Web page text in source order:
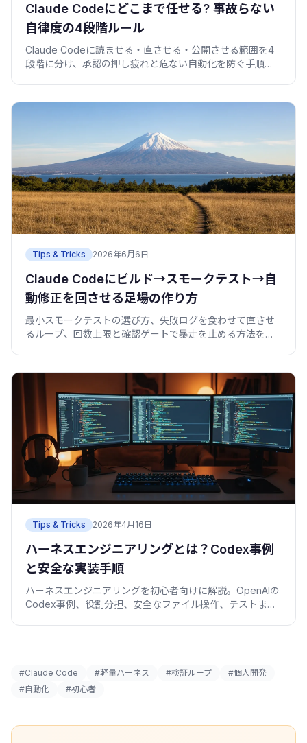
Claude Codeにどこまで任せる? 事故らない
自律度の4段階ルール
Claude Codeに読ませる・直させる・公開させる範囲を4
段階に分け、承認の押し疲れと危ない自動化を防ぐ手順
Tips & Tricks 2026年6月6日
Claude Codeにビルド→スモークテスト→自
動修正を回させる足場の作り方
最小スモークテストの選び方、失敗ログを食わせて直させ
るループ、回数上限と確認ゲートで暴走を止める方法を、
Tips & Tricks 2026年4月16日
ハーネスエンジニアリングとは？Codex事例
と安全な実装手順
ハーネスエンジニアリングを初心者向けに解説。OpenAIの
Codex事例、役割分担、安全なファイル操作、テストまで
#Claude Code #軽量ハーネス #検証ループ
#個人開発
#自動化
#初心者